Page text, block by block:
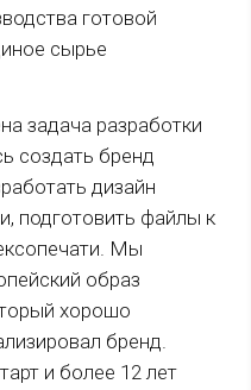
готовой
сырье
задача разработки
создать бренд
дизайн
подготовить файлы к
Мы
образ
хорошо
бренд.
и более 12 лет